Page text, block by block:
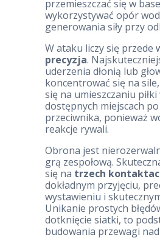
przemieszczać się w
wykorzystywać opór
generowania siły przy
W ataku liczy się przede
precyzja.
uderzenia dłonią lub
koncentrować się na
się na umieszczaniu
dostępnych miejscach
przeciwnika, ponieważ
reakcje rywali.
Obrona jest
grą zespołową.
się na trzech
dokładnym przyjęciu,
wystawieniu i
Unikanie prostych
dotknięcie siatki, to
budowania przewagi